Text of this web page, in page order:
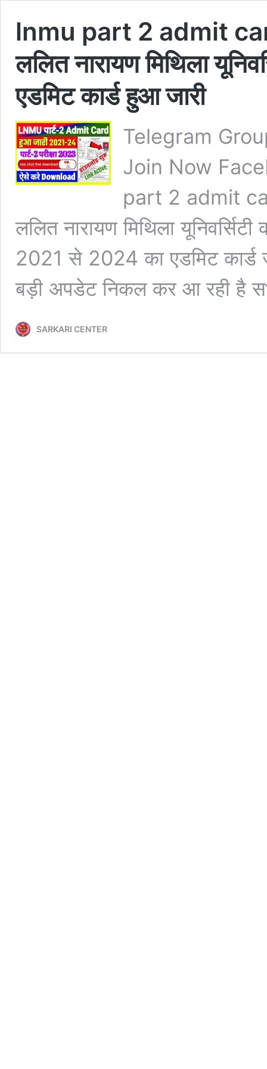
lnmu part 2 admit
ललित नारायण मिथिला
एडमिट कार्ड हुआ जारी
Telegram
Join Now
part 2 admit
ललित नारायण मिथिला
2021 से 2024 का एडमिट कार्ड
बड़ी अपडेट निकल कर आ रही है
SARKARI CENTER